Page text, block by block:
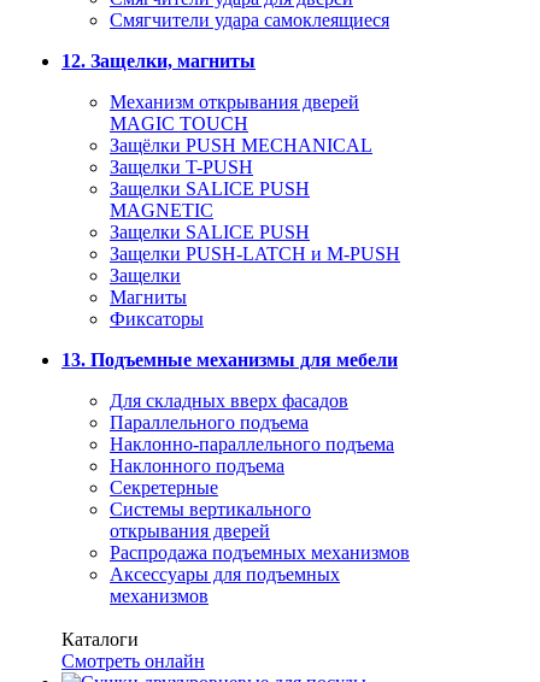
Cмягчители удара самоклеящиеся
12. Защелки, магниты
Механизм открывания дверей
MAGIC TOUCH
Защёлки PUSH MECHANICAL
Защелки T-PUSH
Защелки SALICE PUSH
MAGNETIC
Защелки SALICE PUSH
Защелки PUSH-LATCH и M-PUSH
Защелки
Магниты
Фиксаторы
13. Подъемные механизмы для мебели
Для складных вверх фасадов
Параллельного подъема
Наклонно-параллельного подъема
Наклонного подъема
Секретерные
Системы вертикального
открывания дверей
Распродажа подъемных механизмов
Аксессуары для подъемных
механизмов
Каталоги
Смотреть онлайн